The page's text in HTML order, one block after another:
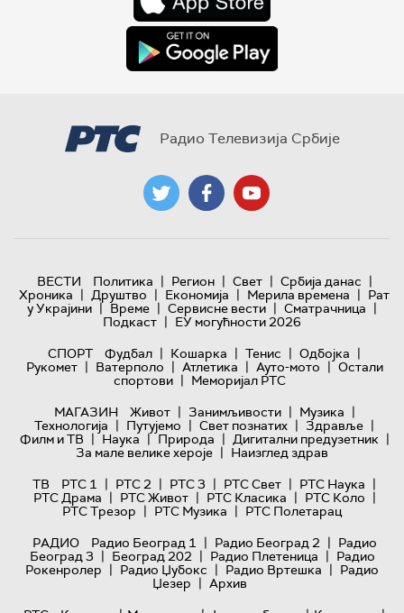
Радио Телевизија Србије
ВЕСТИ Политика | Регион | Свет | Србија данас |
Хроника | Друштво | Економија | Мерила времена | Рат
у Украјини | Време | Сервисне вести | Сматрачница |
Подкаст | ЕУ могућности 2026
СПОРТ
Фудбал | Кошарка | Тенис | Одбојка |
Рукомет | Ватерполо | Атлетика | Ауто-мото | Остали
спортови | Меморијал РТС
МАГАЗИН
Живот | Занимљивости | Музика |
Технологијa | Путујемо | Свет познатих | Здравље |
Филм и ТВ | Наука | Природа | Дигитални предузетник |
За мале велике хероје | Наизглед здрав
ТВ
РТС 1 | РТС 2 | РТС 3 | РТС Свет | РТС Наука |
РТС Драма | РТС Живот | РТС Класика | РТС Коло |
РТС Трезор | РТС Музика | РТС Полетарац
РАДИО
Радио Београд 1 | Радио Београд 2 | Радио
Београд 3 | Београд 202 | Радио Плетеница | Радио
Рокенролер | Радио Џубокс | Радио Вртешка | Радио
Џезер | Архив